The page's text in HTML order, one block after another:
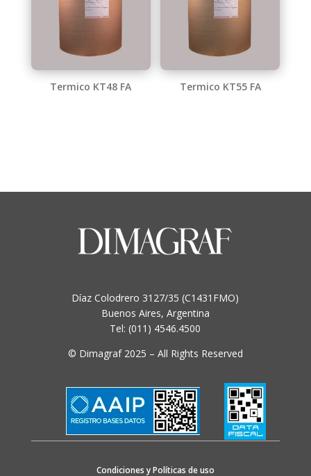
Termico KT48 FA Termico KT55 FA
Díaz Colodrero 3127/35 (C1431FMO)
Buenos Aires, Argentina
Tel: (011) 4546.4500
© Dimagraf 2025 – All Rights Reserved
Condiciones y Políticas de uso